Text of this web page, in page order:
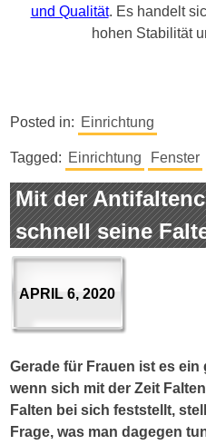
und Qualität. Es handelt
hohen Stabilität
Posted in: Einrichtung
Tagged: Einrichtung Fenster
Mit der
schnell seine
APRIL 6, 2020
Gerade für Frauen ist es
wenn sich mit der Zeit
Falten bei sich feststellt,
Frage, was man dagegen